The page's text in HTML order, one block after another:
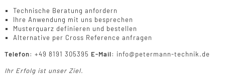
Technische Beratung anfordern
Ihre Anwendung mit uns besprechen
Musterquarz definieren und bestellen
Alternative per Cross Reference anfragen
Telefon: +49 8191 305395 E-Mail: info@petermann-technik.de
Ihr Erfolg ist unser Ziel.